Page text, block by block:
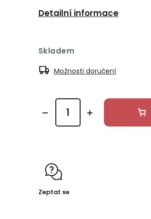
Detailní informace
Skladem
Možnosti doručení
Zeptat se